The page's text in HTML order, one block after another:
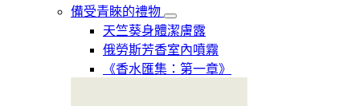
備受青睞的禮物
天竺葵身體潔膚露
俄勞斯芳香室內噴霧
《香水匯集：第一章》​